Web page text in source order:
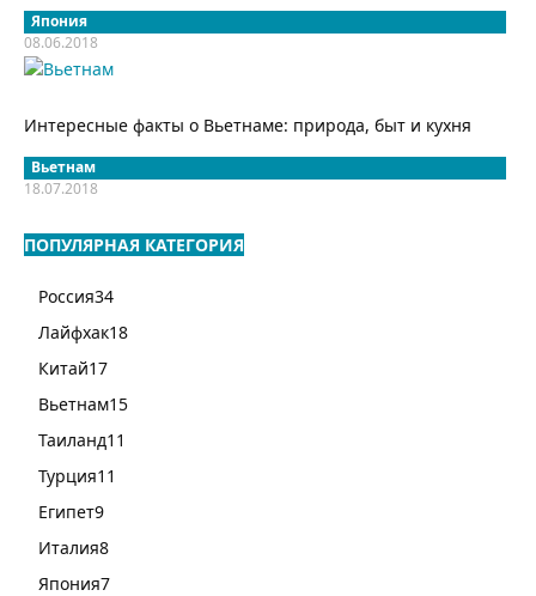
Япония
08.06.2018
Интересные факты о Вьетнаме: природа, быт и кухня
Вьетнам
18.07.2018
ПОПУЛЯРНАЯ КАТЕГОРИЯ
Россия34
Лайфхак18
Китай17
Вьетнам15
Таиланд11
Турция11
Египет9
Италия8
Япония7